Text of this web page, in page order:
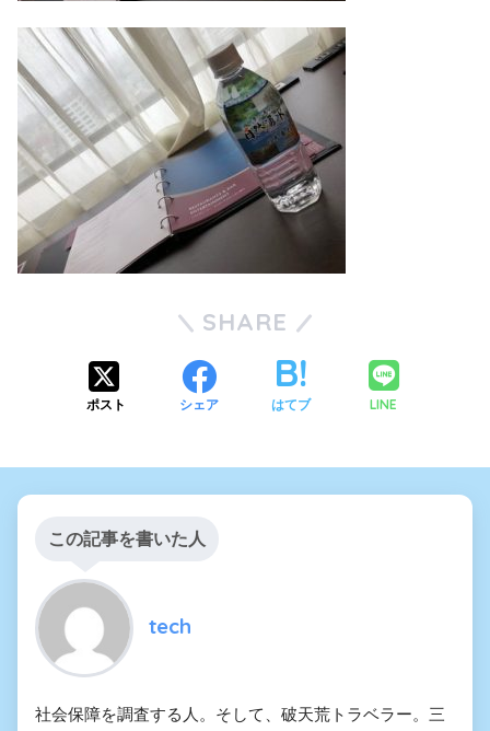
SHARE
ポスト シェア はてブ LINE
この記事を書いた人
tech
社会保障を調査する人。そして、破天荒トラベラー。三